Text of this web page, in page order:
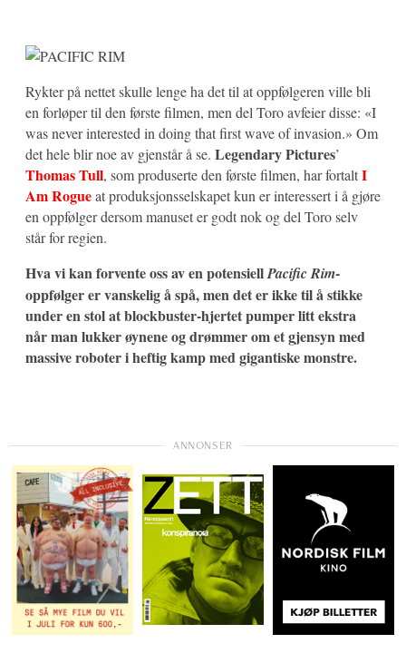
Rykter på nettet skulle lenge ha det til at oppfølgeren ville bli
en forløper til den første filmen, men del Toro avfeier disse: «I
was never interested in doing that first wave of invasion.» Om
det hele blir noe av gjenstår å se. Legendary Pictures’
Thomas Tull, som produserte den første filmen, har fortaltI
Am Rogueat produksjonsselskapet kun er interessert i å gjøre
en oppfølger dersom manuset er godt nok og del Toro selv
står for regien.
Hva vi kan forvente oss av en potensiellPacific Rim-
oppfølger er vanskelig å spå, men det er ikke til å stikke
under en stol at blockbuster-hjertet pumper litt ekstra
når man lukker øynene og drømmer om et gjensyn med
massive roboter i heftig kamp med gigantiske monstre.